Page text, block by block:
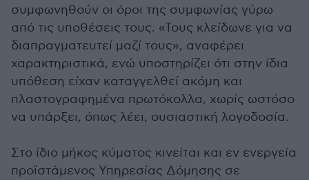
συμφωνηθούν οι όροι της συμφωνίας γύρω
από τις υποθέσεις τους. «Τους κλείδωνε για να
διαπραγματευτεί μαζί τους», αναφέρει
χαρακτηριστικά, ενώ υποστηρίζει ότι στην ίδια
υπόθεση είχαν καταγγελθεί ακόμη και
πλαστογραφημένα πρωτόκολλα, χωρίς ωστόσο
να υπάρξει, όπως λέει, ουσιαστική λογοδοσία.
Στο ίδιο μήκος κύματος κινείται και εν ενεργεία
προϊστάμενος Υπηρεσίας Δόμησης σε